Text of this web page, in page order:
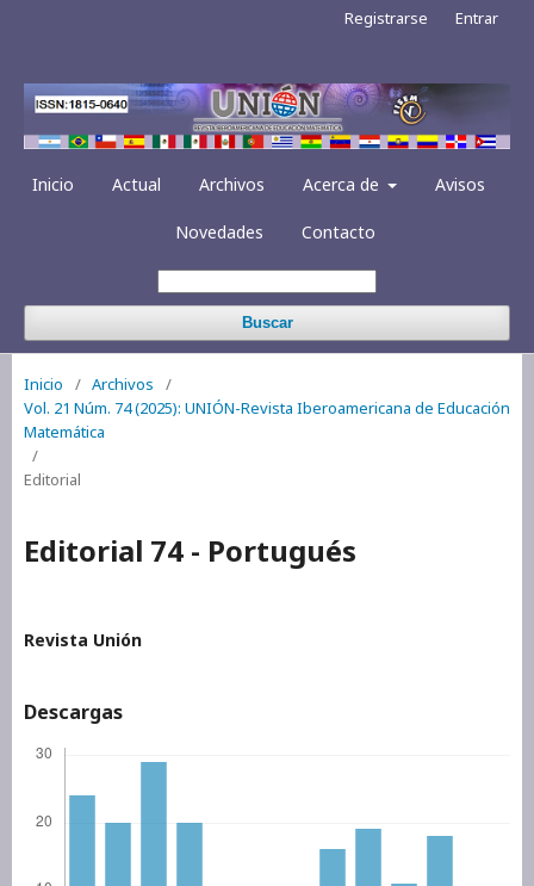
Inicio Actual Archivos Acerca de Avisos
Novedades Contacto
Buscar
Registrarse Entrar
Inicio / Archivos
/
Vol. 21 Núm. 74 (2025): UNIÓN-Revista Iberoamericana de Educación
Matemática
/
Editorial
Editorial 74 - Portugués
Revista Unión
Descargas